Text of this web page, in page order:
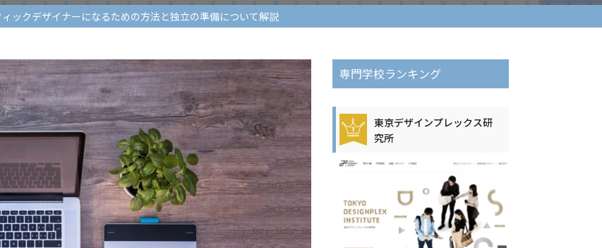
ックデザイナーになるための方法と独立の準備について解説
専門学校ランキング
東京デザインプレックス研
究所